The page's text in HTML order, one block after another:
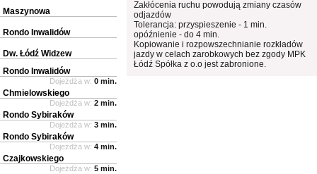
Zakłócenia ruchu powodują zmiany czasów
odjazdów
Tolerancja: przyspieszenie - 1 min.
opóźnienie - do 4 min.
Kopiowanie i rozpowszechnianie rozkładów
jazdy w celach zarobkowych bez zgody MPK
Łódź Spółka z o.o jest zabronione.
Maszynowa
Rondo Inwalidów
Dw. Łódź Widzew
Rondo Inwalidów
Dojeżdża w: 0 min.
Chmielowskiego
Dojeżdża w: 2 min.
Rondo Sybiraków
Dojeżdża w: 3 min.
Rondo Sybiraków
Dojeżdża w: 4 min.
Czajkowskiego
Dojeżdża w: 5 min.